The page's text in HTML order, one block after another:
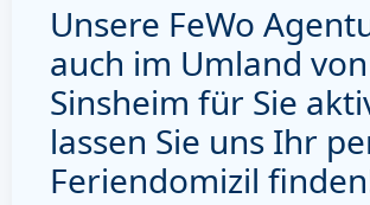
Unsere FeWo
auch im Umland von
Sinsheim für Sie
lassen Sie uns Ihr
Feriendomizil